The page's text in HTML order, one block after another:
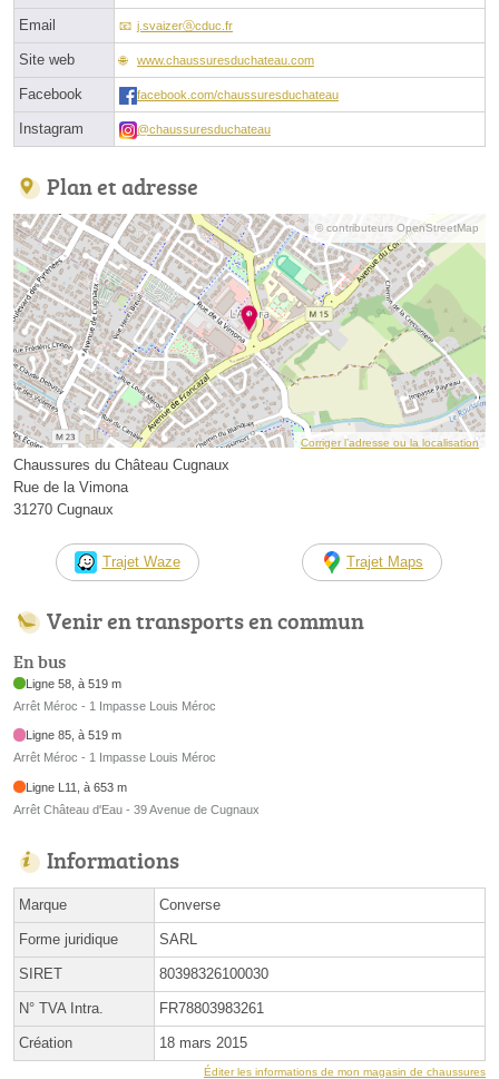
Email j.svaizerⓐcduc.fr
Site web www.chaussuresduchateau.com
Facebook facebook.com/chaussuresduchateau
Instagram @chaussuresduchateau
Plan et adresse
© contributeurs OpenStreetMap
Corriger l’adresse ou la localisation
Chaussures du Château Cugnaux
Rue de la Vimona
31270 Cugnaux
Trajet Waze Trajet Maps
Venir en transports en commun
En bus
Ligne 58, à 519 m
Arrêt Méroc - 1 Impasse Louis Méroc
Ligne 85, à 519 m
Arrêt Méroc - 1 Impasse Louis Méroc
Ligne L11, à 653 m
Arrêt Château d'Eau - 39 Avenue de Cugnaux
Informations
Marque Converse
Forme juridique SARL
SIRET 80398326100030
N° TVA Intra. FR78803983261
Création 18 mars 2015
Éditer les informations de mon magasin de chaussures